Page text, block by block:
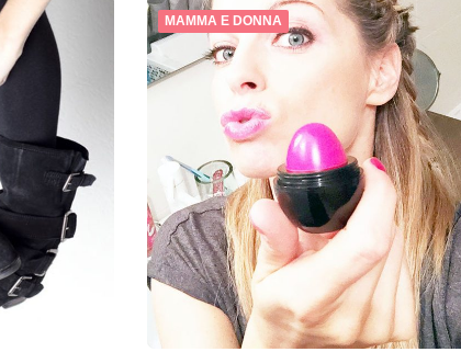
MAMMA E DONNA